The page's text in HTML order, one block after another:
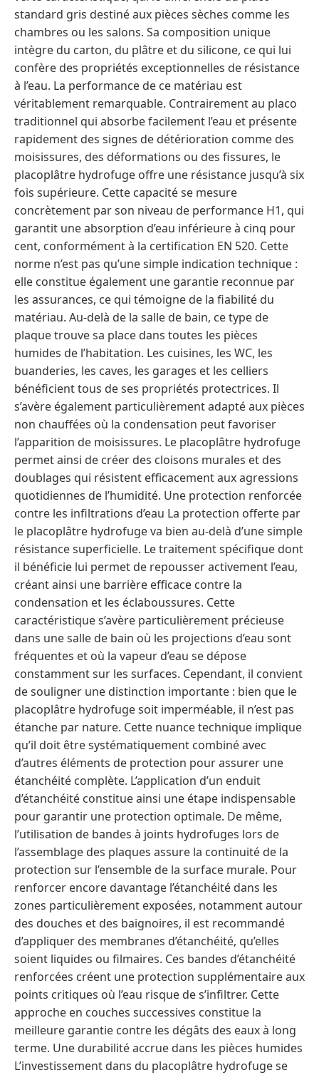
standard gris destiné aux pièces sèches comme les
chambres ou les salons. Sa composition unique
intègre du carton, du plâtre et du silicone, ce qui lui
confère des propriétés exceptionnelles de résistance
à l’eau. La performance de ce matériau est
véritablement remarquable. Contrairement au placo
traditionnel qui absorbe facilement l’eau et présente
rapidement des signes de détérioration comme des
moisissures, des déformations ou des fissures, le
placoplâtre hydrofuge offre une résistance jusqu’à six
fois supérieure. Cette capacité se mesure
concrètement par son niveau de performance H1, qui
garantit une absorption d’eau inférieure à cinq pour
cent, conformément à la certification EN 520. Cette
norme n’est pas qu’une simple indication technique :
elle constitue également une garantie reconnue par
les assurances, ce qui témoigne de la fiabilité du
matériau. Au-delà de la salle de bain, ce type de
plaque trouve sa place dans toutes les pièces
humides de l’habitation. Les cuisines, les WC, les
buanderies, les caves, les garages et les celliers
bénéficient tous de ses propriétés protectrices. Il
s’avère également particulièrement adapté aux pièces
non chauffées où la condensation peut favoriser
l’apparition de moisissures. Le placoplâtre hydrofuge
permet ainsi de créer des cloisons murales et des
doublages qui résistent efficacement aux agressions
quotidiennes de l’humidité. Une protection renforcée
contre les infiltrations d’eau La protection offerte par
le placoplâtre hydrofuge va bien au-delà d’une simple
résistance superficielle. Le traitement spécifique dont
il bénéficie lui permet de repousser activement l’eau,
créant ainsi une barrière efficace contre la
condensation et les éclaboussures. Cette
caractéristique s’avère particulièrement précieuse
dans une salle de bain où les projections d’eau sont
fréquentes et où la vapeur d’eau se dépose
constamment sur les surfaces. Cependant, il convient
de souligner une distinction importante : bien que le
placoplâtre hydrofuge soit imperméable, il n’est pas
étanche par nature. Cette nuance technique implique
qu’il doit être systématiquement combiné avec
d’autres éléments de protection pour assurer une
étanchéité complète. L’application d’un enduit
d’étanchéité constitue ainsi une étape indispensable
pour garantir une protection optimale. De même,
l’utilisation de bandes à joints hydrofuges lors de
l’assemblage des plaques assure la continuité de la
protection sur l’ensemble de la surface murale. Pour
renforcer encore davantage l’étanchéité dans les
zones particulièrement exposées, notamment autour
des douches et des baignoires, il est recommandé
d’appliquer des membranes d’étanchéité, qu’elles
soient liquides ou filmaires. Ces bandes d’étanchéité
renforcées créent une protection supplémentaire aux
points critiques où l’eau risque de s’infiltrer. Cette
approche en couches successives constitue la
meilleure garantie contre les dégâts des eaux à long
terme. Une durabilité accrue dans les pièces humides
L’investissement dans du placoplâtre hydrofuge se